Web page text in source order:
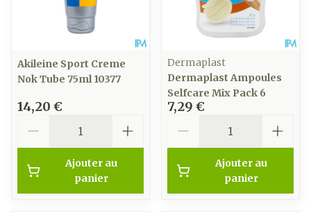
Akileine Sport Creme
Nok Tube 75ml 10377
14,20 €
Ajouter au
panier
Dermaplast
Dermaplast Ampoules
Selfcare Mix Pack 6
7,29 €
Ajouter au
panier